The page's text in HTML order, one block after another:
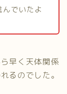
でいたよ
早く天体関係
るのでした。